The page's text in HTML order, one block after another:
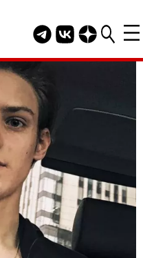
Telegram канал
Группа HELLO
Канал